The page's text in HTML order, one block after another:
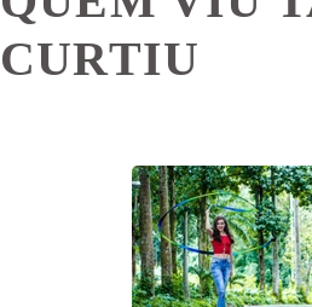
CURTIU